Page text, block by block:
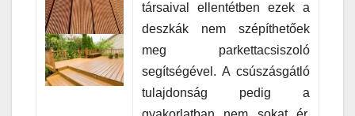
társaival ellentétben ezek a
deszkák nem szépíthetőek
meg parkettacsiszoló
segítségével. A csúszásgátló
tulajdonság pedig a